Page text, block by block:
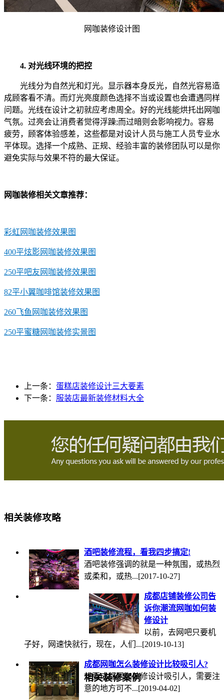
网咖装修设计图
4. 对光线环境的把控
光线分为自然光和灯光。显示器本身反光，自然光容易造
成顾客看不清。而灯光亮度颜色选择不当或设置也会遭遇同样
问题。光线在设计之初就应考虑周全。好的光线能烘托出网咖
气氛。过亮会让消费者觉得浮躁;而过暗则会影响视力。容易
疲劳，顾客体验感差，这些都是对设计人员与施工人员专业水
平体现。选择一个成熟、正规、经验丰富的装修团队可以是你
避免实际与效果不符的最大保证。
网咖装修相关文章推荐：
彩虹网咖装修效果图
400平炫影网咖装修效果图
250平吧友网咖装修效果图
82平小翼咖啡馆装修效果图
260飞鱼网咖装修效果图
250平蜜糖网咖装修实景图
上一条： 蛋糕店装修设计三大要素
下一条： 服装店最新装修材料大全
相关装修攻略
酒吧装修流程，看我四步搞定!
酒吧装修强调的就是一种氛围，或热烈
或柔和，或热...[2017-10-27]
成都店铺装修公司告
诉你潮流网咖如何装
修设计
以前，去网吧只要机
子好，网速快就行，现在，人们...[2019-10-13]
成都网咖怎么装修设计比较吸引人?
想要成都网咖装修设计吸引人，需要注
意的地方可不...[2019-04-02]
相关装修案例